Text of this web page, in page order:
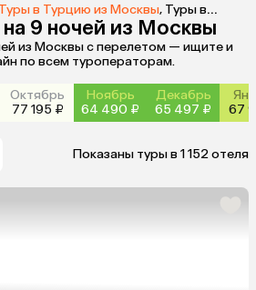
Туры в Турцию из Москвы, Туры в Турцию на 9 ночей из Москвы
9 ночей из Москвы
из Москвы с перелетом — ищите и
по всем туроператорам.
Октябрь
77 195 ₽
Ноябрь
64 490 ₽
Декабрь
65 497 ₽
67
Показаны туры в 1 152 отеля